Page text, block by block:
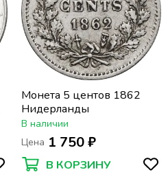
Монета 5 центов 1862
Нидерланды
В наличии
Цена 1 750 ₽
В КОРЗИНУ